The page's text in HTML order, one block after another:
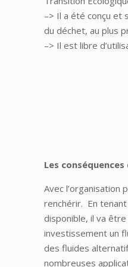
–> Il a été conçu et
du déchet, au plus
–> Il est libre
Les conséquences
Avec
renchérir. En
disponible, il va
investissement un
des fluides
nombreuses